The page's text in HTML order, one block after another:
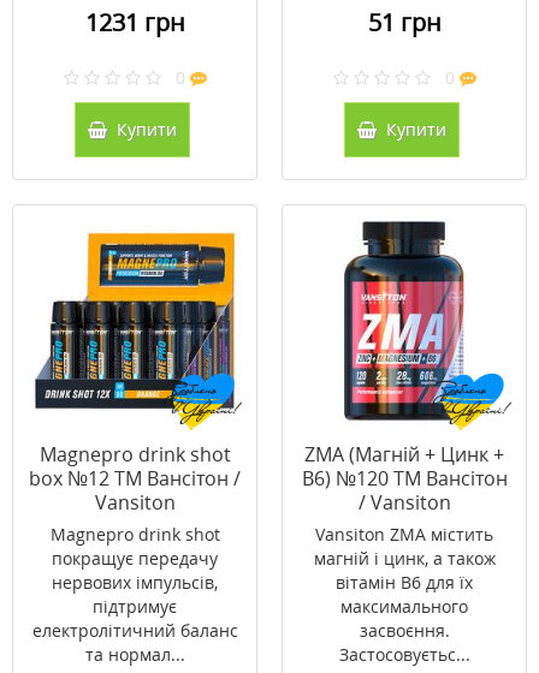
1231 грн
0
Купити
51 грн
0
Купити
Magnepro drink shot
box №12 ТМ Вансітон /
Vansiton
Magnepro drink shot
покращує передачу
нервових імпульсів,
підтримує
електролітичний баланс
та нормал...
ZMA (Магній + Цинк +
В6) №120 ТМ Вансітон
/ Vansiton
Vansiton ZMA містить
магній і цинк, а також
вітамін В6 для їх
максимального
засвоєння.
Застосовуєтьс...